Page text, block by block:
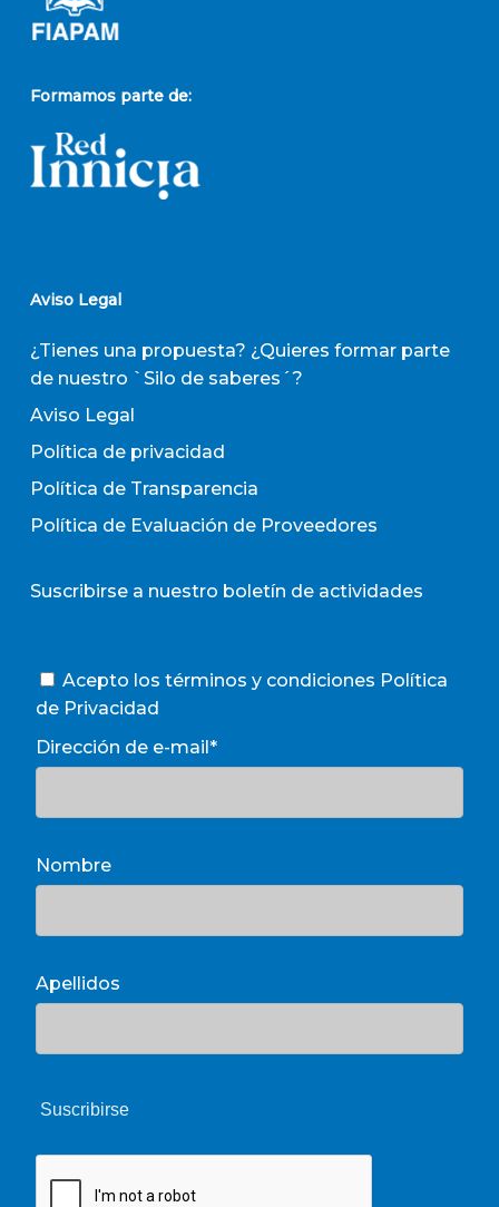
Formamos parte de:
Aviso Legal
¿Tienes una propuesta? ¿Quieres formar parte
de nuestro `Silo de saberes´?
Aviso Legal
Política de privacidad
Política de Transparencia
Política de Evaluación de Proveedores
Suscribirse a nuestro boletín de actividades
Acepto los términos y condiciones Política
de Privacidad
Dirección de e-mail*
Nombre
Apellidos